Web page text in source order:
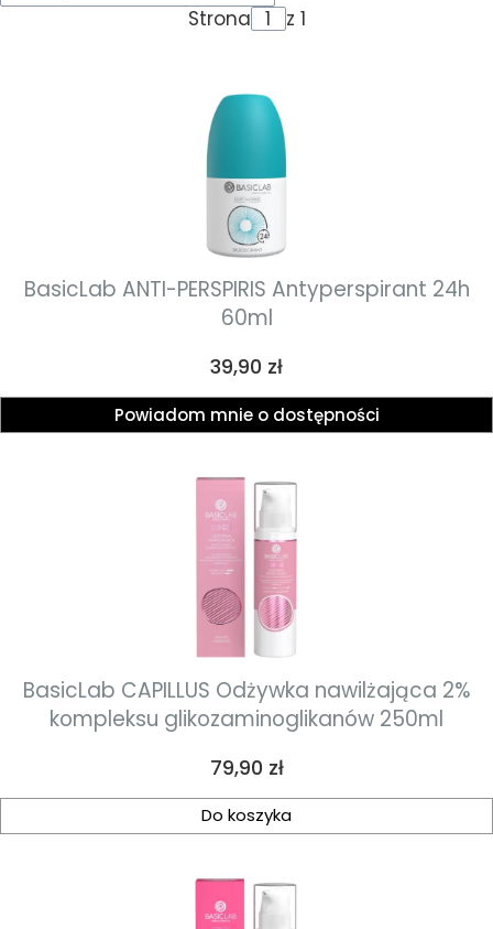
Strona
z 1
BasicLab ANTI-PERSPIRIS Antyperspirant 24h
60ml
Cena
39,90 zł
Powiadom mnie o dostępności
BasicLab CAPILLUS Odżywka nawilżająca 2%
kompleksu glikozaminoglikanów 250ml
Cena
79,90 zł
Do koszyka